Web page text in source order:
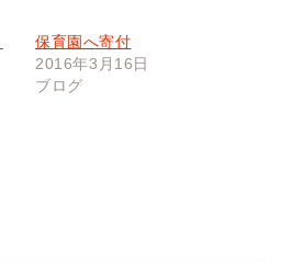
保育園へ寄付
2016年3月16日
ブログ